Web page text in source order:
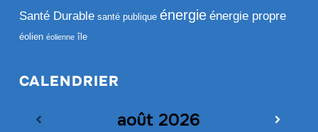
Santé Durable santé publique énergie énergie propre
éolien éolienne île
CALENDRIER
août 2026